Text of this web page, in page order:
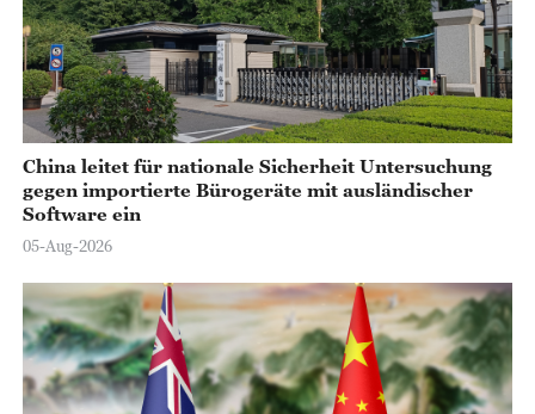
China leitet für nationale Sicherheit Untersuchung
gegen importierte Bürogeräte mit ausländischer
Software ein
05-Aug-2026